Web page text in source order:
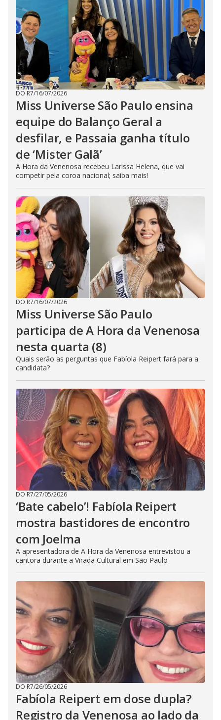
DO R7/16/07/2026
Miss Universe São Paulo ensina
equipe do Balanço Geral a
desfilar, e Passaia ganha título
de ‘Mister Galã’
A Hora da Venenosa recebeu Larissa Helena, que vai
competir pela coroa nacional; saiba mais!
DO R7/16/07/2026
Miss Universe São Paulo
participa de A Hora da Venenosa
nesta quarta (8)
Quais serão as perguntas que Fabíola Reipert fará para a
candidata?
DO R7/27/05/2026
‘Bate cabelo’! Fabíola Reipert
mostra bastidores de encontro
com Joelma
A apresentadora de A Hora da Venenosa entrevistou a
cantora durante a Virada Cultural em São Paulo
DO R7/26/05/2026
Fabíola Reipert em dose dupla?
Registro da Venenosa ao lado da